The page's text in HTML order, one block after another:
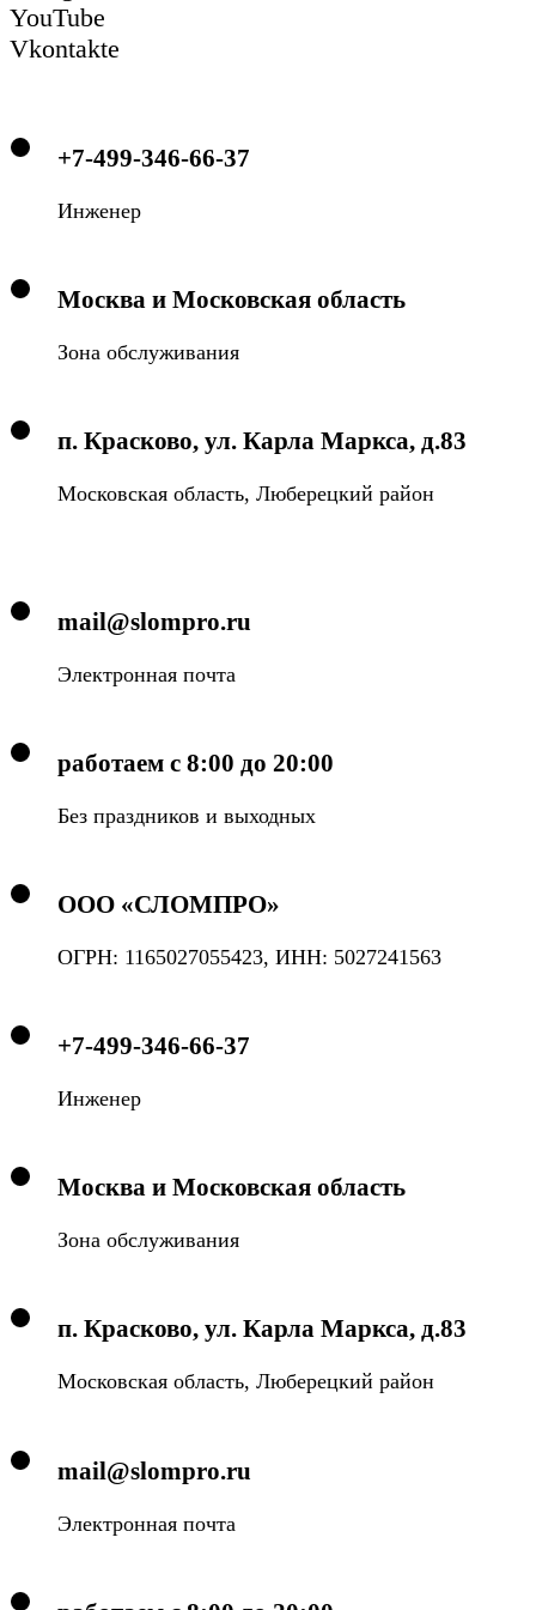
YouTube
Vkontakte
+7-499-346-66-37
Инженер
Москва и Московская область
Зона обслуживания
п. Красково, ул. Карла Маркса, д.83
Московская область, Люберецкий район
mail@slompro.ru
Электронная почта
работаем с 8:00 до 20:00
Без праздников и выходных
ООО «СЛОМПРО»
ОГРН: 1165027055423, ИНН: 5027241563
+7-499-346-66-37
Инженер
Москва и Московская область
Зона обслуживания
п. Красково, ул. Карла Маркса, д.83
Московская область, Люберецкий район
mail@slompro.ru
Электронная почта